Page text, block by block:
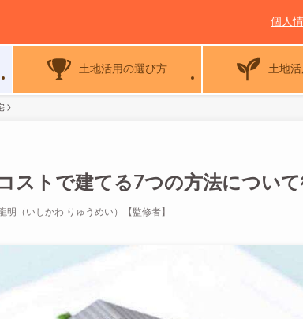
土地活用の選び方 土地
個人
ストで建てる7つの方法について
明（いしかわ りゅうめい）【監修者】